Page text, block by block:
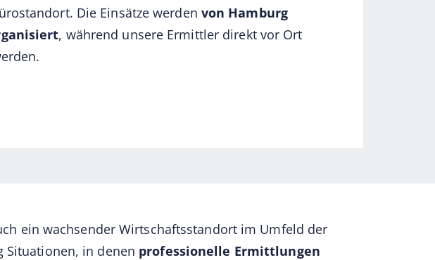
Die Einsätze werden von Hamburg
, während unsere Ermittler direkt vor Ort
ein wachsender Wirtschaftsstandort im Umfeld der
Situationen, in denen professionelle Ermittlungen